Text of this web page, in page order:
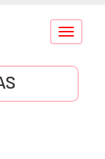
Conmutar